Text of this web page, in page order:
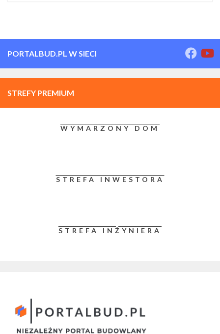
PORTALBUD.PL W SIECI
STREFY PREMIUM
WYMARZONY DOM
STREFA INWESTORA
STREFA INŻYNIERA